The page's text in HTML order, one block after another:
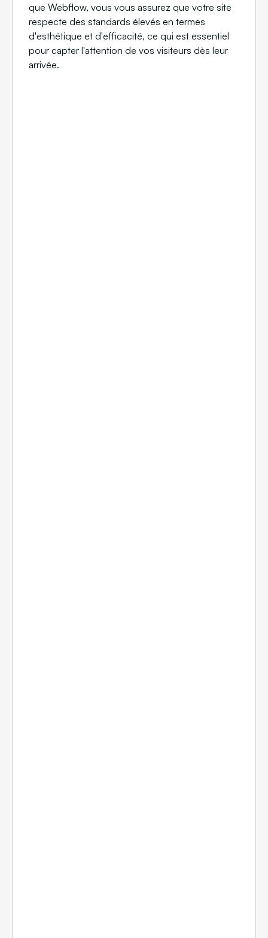
que Webflow, vous vous assurez que votre site
respecte des standards élevés en termes
d'esthétique et d'efficacité, ce qui est essentiel
pour capter l'attention de vos visiteurs dès leur
arrivée.